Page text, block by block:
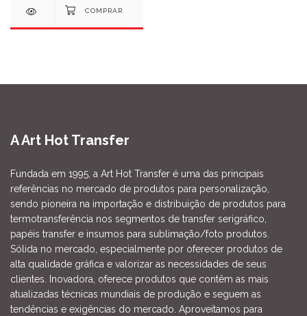
A Art Hot Transfer
Fundada em 1995, a Art Hot Transfer é uma das principais
referências no mercado de produtos para personalização,
sendo pioneira na importação e distribuição de produtos para
termotransferência nos segmentos de transfer serigráfico,
papéis transfer e insumos para sublimação/foto produtos.
Sólida no mercado, especialmente por oferecer produtos de
alta qualidade gráfica e valorizar as necessidades de seus
clientes. Inovadora, oferece produtos que contêm as mais
atualizadas técnicas mundiais de produção e seguem as
tendências e exigências do mercado. Aproveitamos para